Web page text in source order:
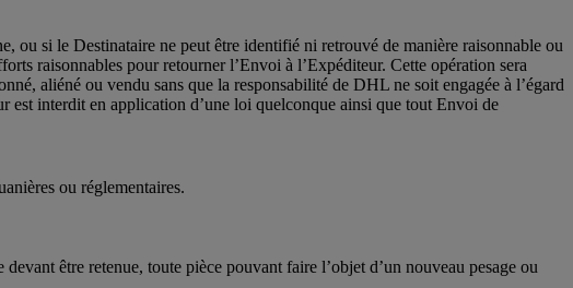
ou si le Destinataire ne peut être identifié ni retrouvé de manière raisonnable ou
raisonnables pour retourner l’Envoi à l’Expéditeur. Cette opération sera
aliéné ou vendu sans que la responsabilité de DHL ne soit engagée à l’égard
est interdit en application d’une loi quelconque ainsi que tout Envoi de
ou réglementaires.
être retenue, toute pièce pouvant faire l’objet d’un nouveau pesage ou